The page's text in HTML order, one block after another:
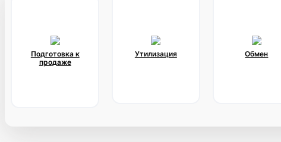
Подготовка к
продаже
Утилизация Обмен